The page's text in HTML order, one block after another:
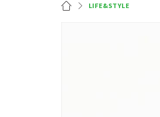
LIFE&STYLE